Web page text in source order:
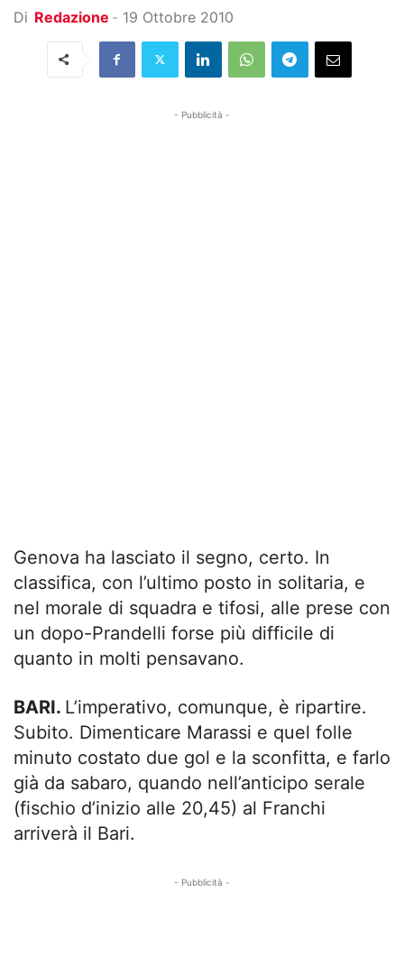
Di Redazione - 19 Ottobre 2010
- Pubblicità -
Genova ha lasciato il segno, certo. In
classifica, con l’ultimo posto in solitaria, e
nel morale di squadra e tifosi, alle prese con
un dopo-Prandelli forse più difficile di
quanto in molti pensavano.
BARI. L’imperativo, comunque, è ripartire.
Subito. Dimenticare Marassi e quel folle
minuto costato due gol e la sconfitta, e farlo
già da sabaro, quando nell’anticipo serale
(fischio d’inizio alle 20,45) al Franchi
arriverà il Bari.
- Pubblicità -